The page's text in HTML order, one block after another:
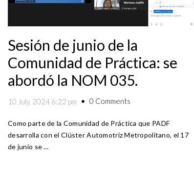
Sesión de junio de la
Comunidad de Práctica: se
abordó la NOM 035.
10 July, 2024 6:22 pm 0 Comments
Como parte de la Comunidad de Práctica que PADF
desarrolla con el Clúster Automotriz Metropolitano, el 17
de junio se …